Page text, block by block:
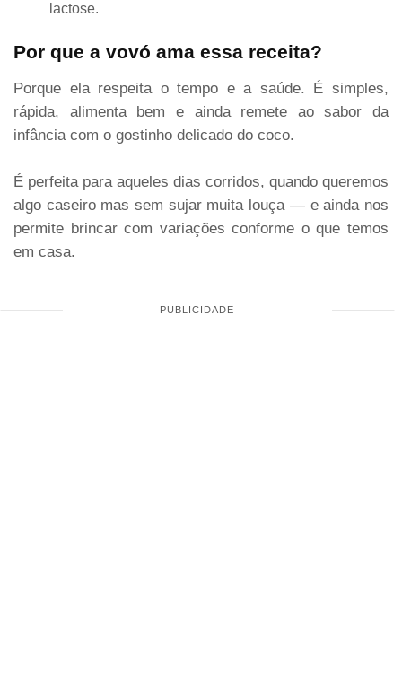
lactose.
Por que a vovó ama essa receita?
Porque ela respeita o tempo e a saúde. É simples,
rápida, alimenta bem e ainda remete ao sabor da
infância com o gostinho delicado do coco.
É perfeita para aqueles dias corridos, quando queremos
algo caseiro mas sem sujar muita louça — e ainda nos
permite brincar com variações conforme o que temos
em casa.